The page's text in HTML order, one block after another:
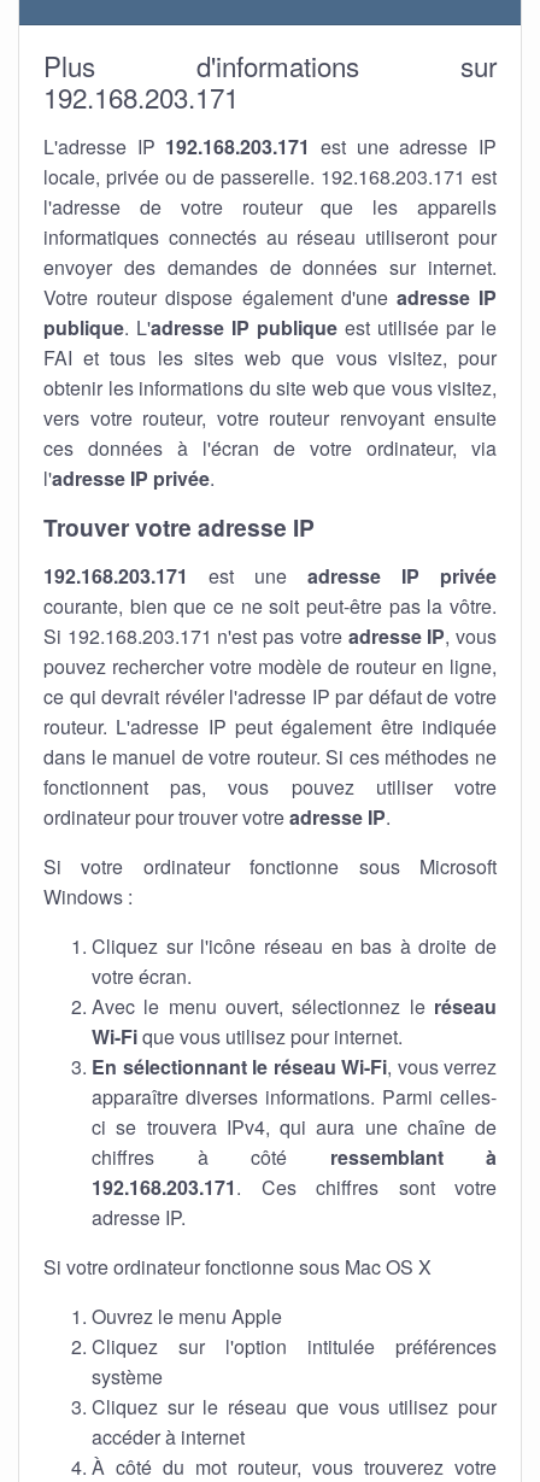
Plus d'informations sur
192.168.203.171
L'adresse IP 192.168.203.171 est une adresse IP
locale, privée ou de passerelle. 192.168.203.171 est
l'adresse de votre routeur que les appareils
informatiques connectés au réseau utiliseront pour
envoyer des demandes de données sur internet.
Votre routeur dispose également d'une adresse IP
publique. L'adresse IP publique est utilisée par le
FAI et tous les sites web que vous visitez, pour
obtenir les informations du site web que vous visitez,
vers votre routeur, votre routeur renvoyant ensuite
ces données à l'écran de votre ordinateur, via
l'adresse IP privée.
Trouver votre adresse IP
192.168.203.171 est une adresse IP privée
courante, bien que ce ne soit peut-être pas la vôtre.
Si 192.168.203.171 n'est pas votre adresse IP, vous
pouvez rechercher votre modèle de routeur en ligne,
ce qui devrait révéler l'adresse IP par défaut de votre
routeur. L'adresse IP peut également être indiquée
dans le manuel de votre routeur. Si ces méthodes ne
fonctionnent pas, vous pouvez utiliser votre
ordinateur pour trouver votreadresse IP.
Si votre ordinateur fonctionne sous Microsoft
Windows :
Cliquez sur l'icône réseau en bas à droite de
votre écran.
Avec le menu ouvert, sélectionnez le réseau
Wi-Fique vous utilisez pour internet.
En sélectionnant le réseau Wi-Fi, vous verrez
apparaître diverses informations. Parmi celles-
ci se trouvera IPv4, qui aura une chaîne de
chiffres à côté ressemblant à
192.168.203.171. Ces chiffres sont votre
adresse IP.
Si votre ordinateur fonctionne sous Mac OS X
Ouvrez le menu Apple
Cliquez sur l'option intitulée préférences
système
Cliquez sur le réseau que vous utilisez pour
accéder à internet
À côté du mot routeur, vous trouverez votre